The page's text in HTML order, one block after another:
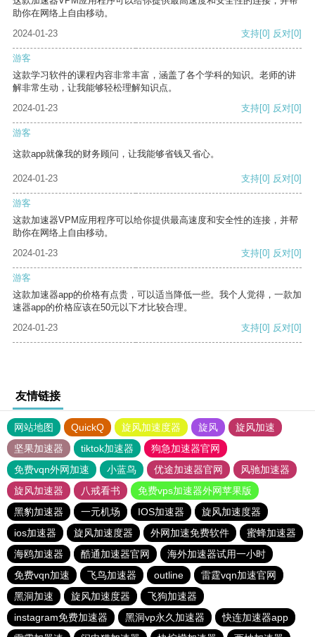
助你在网络上自由移动。
2024-01-23
支持[0] 反对[0]
游客
这款学习软件的课程内容非常丰富，涵盖了各个学科的知识。老师的讲
解非常生动，让我能够轻松理解知识点。
2024-01-23
支持[0] 反对[0]
游客
这款app就像我的财务顾问，让我能够省钱又省心。
2024-01-23 支持[0] 反对[0]
游客
这款加速器VPM应用程序可以给你提供最高速度和安全性的连接，并帮
助你在网络上自由移动。
2024-01-23
支持[0] 反对[0]
游客
这款加速器app的价格有点贵，可以适当降低一些。我个人觉得，一款加
速器app的价格应该在50元以下才比较合理。
2024-01-23
支持[0] 反对[0]
友情链接
网站地图 QuickQ 旋风加速度器 旋风
旋风加速
坚果加速器
tiktok加速器
狗急加速器官网
免费vqn外网加速
小蓝鸟 优途加速器官网
风驰加速器
旋风加速器
八戒看书
免费vps加速器外网苹果版
黑豹加速器
一元机场 IOS加速器
旋风加速度器
ios加速器
旋风加速度器 外网加速免费软件
蜜蜂加速器
海鸥加速器
酷通加速器官网
海外加速器试用一小时
免费vqn加速
飞鸟加速器 outline
雷霆vqn加速官网
黑洞加速
旋风加速度器
飞狗加速器
instagram免费加速器
黑洞vp永久加速器
快连加速器app